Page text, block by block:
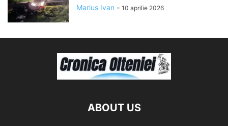
Marius Ivan - 10 aprilie 2026
ABOUT US